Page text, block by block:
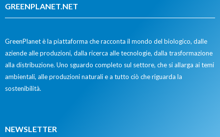
GREENPLANET.NET
GreenPlanet è la piattaforma che racconta il mondo del biologico, dalle
aziende alle produzioni, dalla ricerca alle tecnologie, dalla trasformazione
alla distribuzione. Uno sguardo completo sul settore, che si allarga ai temi
ambientali, alle produzioni naturali e a tutto ciò che riguarda la
sostenibilità.
NEWSLETTER